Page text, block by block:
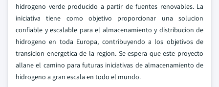
hidrogeno verde producido a partir de fuentes renovables. La
iniciativa tiene como objetivo proporcionar una solucion
confiable y escalable para el almacenamiento y distribucion de
hidrogeno en toda Europa, contribuyendo a los objetivos de
transicion energetica de la region. Se espera que este proyecto
allane el camino para futuras iniciativas de almacenamiento de
hidrogeno a gran escala en todo el mundo.